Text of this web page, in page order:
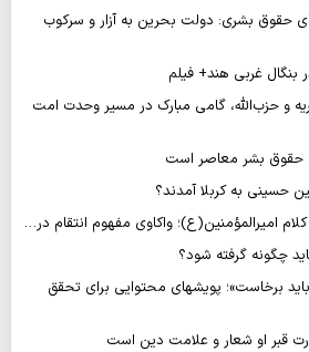
حقوق بشری: دولت بحرین به آزار و سرکوب
بنگال غربی هند+ فیلم
و حزب‌الله، گامی مبارک در مسیر وحدت امت
حقوق بشر معاصر است
حسینی به کربلا آمدند؟
امیرالمؤمنین(ع)؛ واکاوی مفهوم انتقام در…
چگونه گرفته شود؟
برخاست»؛ پویشهای محتوایی برای تحقق
قبر او شعار و علامت دین است